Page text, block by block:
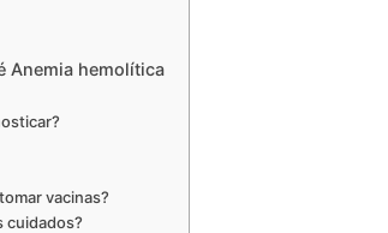
Anemia hemolítica
vacinas?
cuidados?